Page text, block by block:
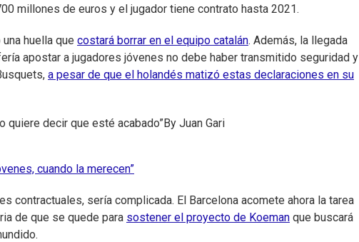
millones de euros y el jugador tiene contrato hasta 2021.
huella que costará borrar en el equipo catalán. Además, la llegada
apostar a jugadores jóvenes no debe haber transmitido seguridad y
a pesar de que el holandés matizó estas declaraciones en su
quiere decir que esté acabado”By Juan Gari
cuando la merecen”
contractuales, sería complicada. El Barcelona acomete ahora la tarea
de que se quede para sostener el proyecto de Koeman que buscará